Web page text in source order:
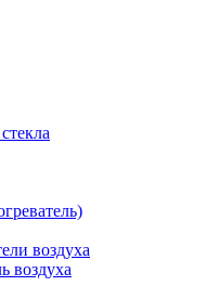
воздуха
воздуха